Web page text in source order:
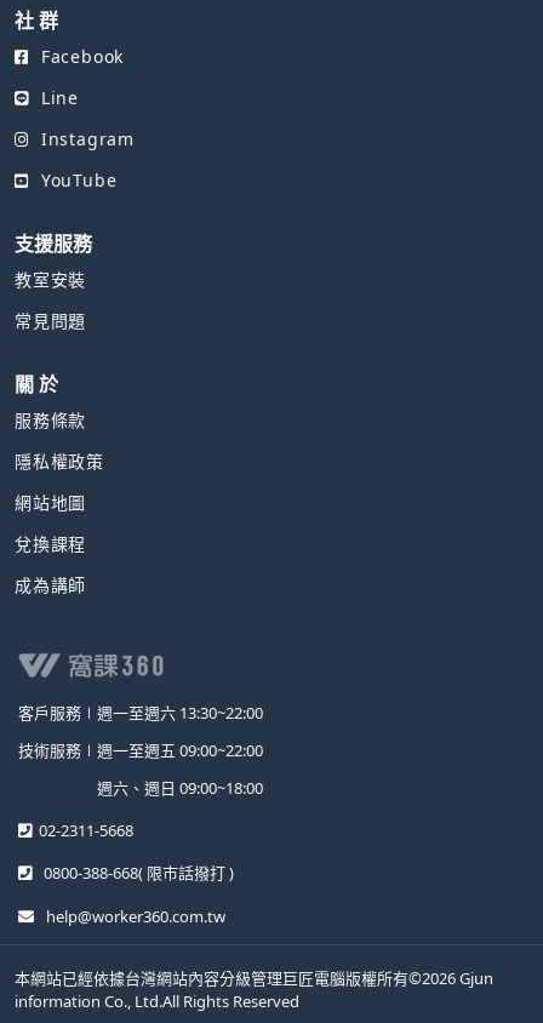
社 群
Facebook
Line
Instagram
YouTube
支援服務
教室安裝
常見問題
關 於
服務條款
隱私權政策
網站地圖
兌換課程
成為講師
客戶服務∣ 週一至週六 13:30~22:00
技術服務∣ 週一至週五 09:00~22:00
週六、週日 09:00~18:00
02-2311-5668
0800-388-668( 限市話撥打 )
help@worker360.com.tw
本網站已經依據台灣網站內容分級管理巨匠電腦版權所有©2026 Gjun
information Co., Ltd.All Rights Reserved